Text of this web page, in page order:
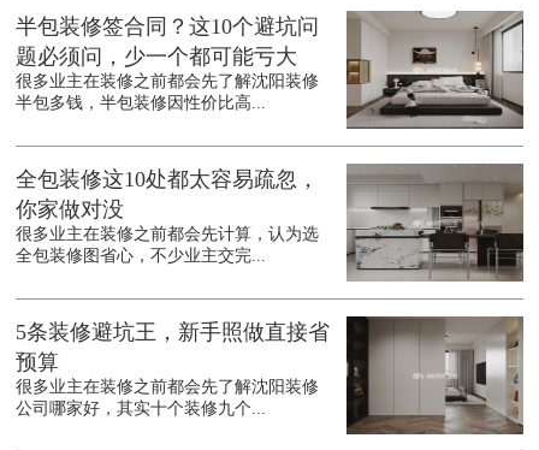
半包装修签合同？这10个避坑问
题必须问，少一个都可能亏大
很多业主在装修之前都会先了解沈阳装修
半包多钱，半包装修因性价比高...
全包装修这10处都太容易疏忽，
你家做对没
很多业主在装修之前都会先计算，认为选
全包装修图省心，不少业主交完...
5条装修避坑王，新手照做直接省
预算
很多业主在装修之前都会先了解沈阳装修
公司哪家好，其实十个装修九个...